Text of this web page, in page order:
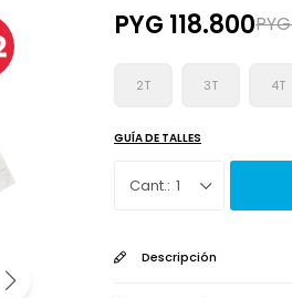
PYG 118.800PYG
2T 3T 4T
GUÍA DE TALLES
1
Descripción